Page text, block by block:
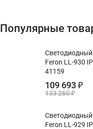
Популярные
Feron LL-930
41159
109 693₽
133 260₽
Feron LL-929